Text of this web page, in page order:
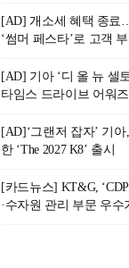
연
말
한
한
게
라
조
[AD] 개소세 혜택 종료
‘썸머 페스타’로 고객
[AD] 기아 ‘디 올 뉴 셀
타임스 드라이브 어워
[AD]‘그랜저 잡자’ 기
한 ‘The 2027 K8’ 출시
[카드뉴스] KT&G,
·수자원 관리 부문 우수